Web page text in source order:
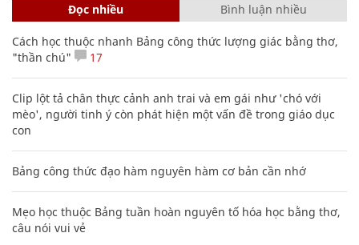
Đọc nhiều Bình luận nhiều
Cách học thuộc nhanh Bảng công thức lượng giác bằng thơ,
"thần chú"
17
Clip lột tả chân thực cảnh anh trai và em gái như 'chó với
mèo', người tinh ý còn phát hiện một vấn đề trong giáo dục
con
Bảng công thức đạo hàm nguyên hàm cơ bản cần nhớ
Mẹo học thuộc Bảng tuần hoàn nguyên tố hóa học bằng thơ,
câu nói vui vẻ